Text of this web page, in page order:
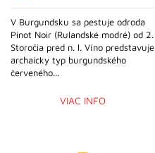
V Burgundsku sa pestuje odroda
Pinot Noir (Rulandské modré) od 2.
Storočia pred n. l. Víno predstavuje
archaicky typ burgundského
červeného...
VIAC INFO